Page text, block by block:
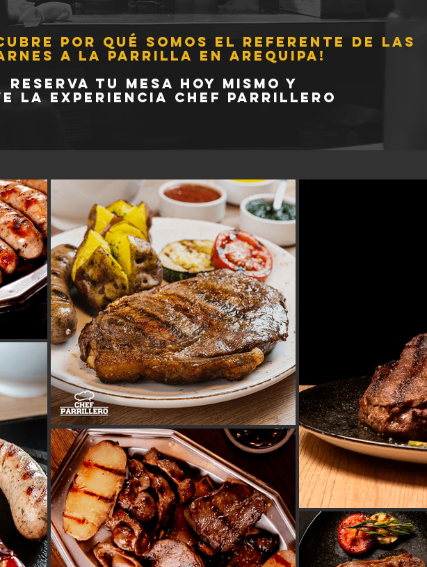
por qué somos el referente de las
a la parrilla en Arequipa!
Reserva tu mesa hoy mismo y
la experiencia Chef Parrillero